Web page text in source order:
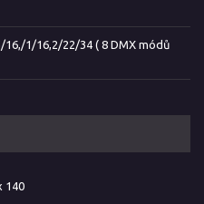
16,/1/16,2/22/34 ( 8 DMX módů
140